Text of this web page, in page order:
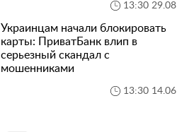
13:30 29.08
Украинцам начали блокировать
карты: ПриватБанк влип в
серьезный скандал с
мошенниками
13:30 14.06